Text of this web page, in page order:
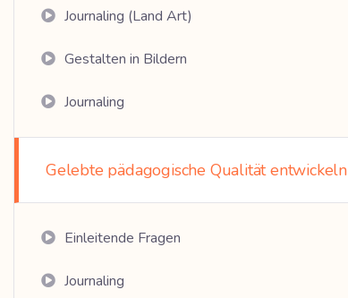
Journaling (Land Art)
Gestalten in Bildern
Journaling
Gelebte pädagogische Qualität entwickeln
Einleitende Fragen
Journaling